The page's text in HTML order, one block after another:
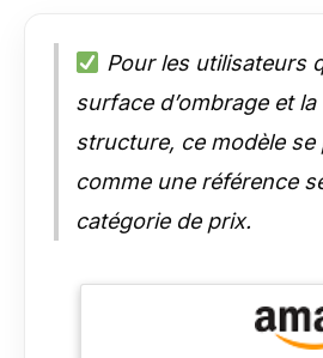
Pour les utilisateurs
surface d’ombrage et
structure, ce modèle se
comme une référence
catégorie de prix.